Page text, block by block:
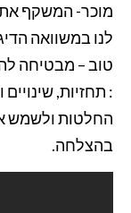
מוכר- המשקף את
לנו במשוואה
טוב – מבטיחה
: תחזיות,
החלטות ולשמש
בהצלחה.